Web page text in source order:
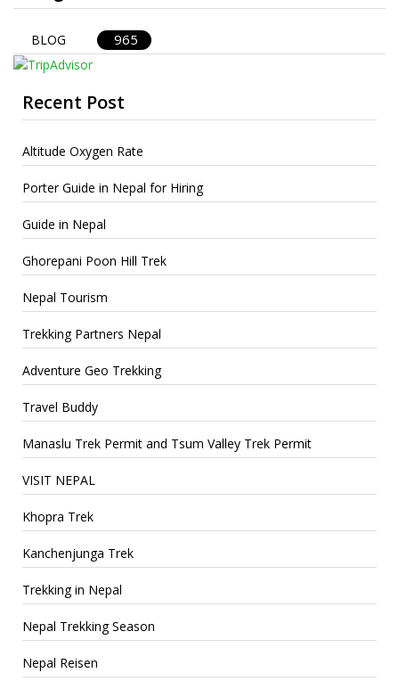
BLOG 965
Recent Post
Altitude Oxygen Rate
Porter Guide in Nepal for Hiring
Guide in Nepal
Ghorepani Poon Hill Trek
Nepal Tourism
Trekking Partners Nepal
Adventure Geo Trekking
Travel Buddy
Manaslu Trek Permit and Tsum Valley Trek Permit
VISIT NEPAL
Khopra Trek
Kanchenjunga Trek
Trekking in Nepal
Nepal Trekking Season
Nepal Reisen